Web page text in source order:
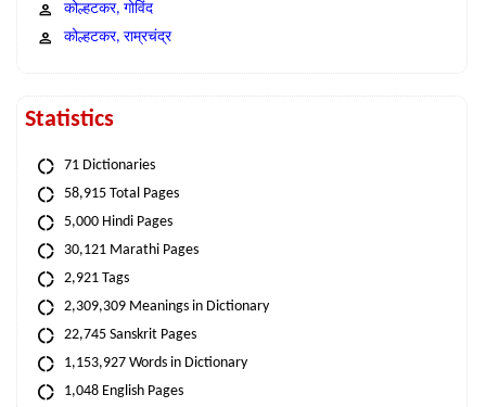
कोल्हटकर, गोविंद
कोल्हटकर, राम्रचंद्र
Statistics
71 Dictionaries
58,915 Total Pages
5,000 Hindi Pages
30,121 Marathi Pages
2,921 Tags
2,309,309 Meanings in Dictionary
22,745 Sanskrit Pages
1,153,927 Words in Dictionary
1,048 English Pages